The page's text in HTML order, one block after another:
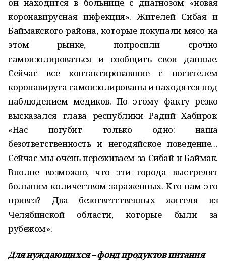
коронавирусная инфекция». Жителей Сибая и
Баймакского района, которые покупали мясо на
этом рынке, попросили срочно
самоизолироваться и сообщить свои данные.
Сейчас все контактировавшие с носителем
коронавируса самоизолированы и находятся под
наблюдением медиков. По этому факту резко
высказался глава республики Радий Хабиров:
«Нас погубит только одно: наша
безответственность и негодяйское поведение…
Сейчас мы очень переживаем за Сибай и Баймак.
Вполне возможно, что эти города выстрелят
большим количеством зараженных. Кто нам это
привез? Два безответственных жителя из
Челябинской области, которые были за
рубежом».
Для нуждающихся – фонд продуктов питания